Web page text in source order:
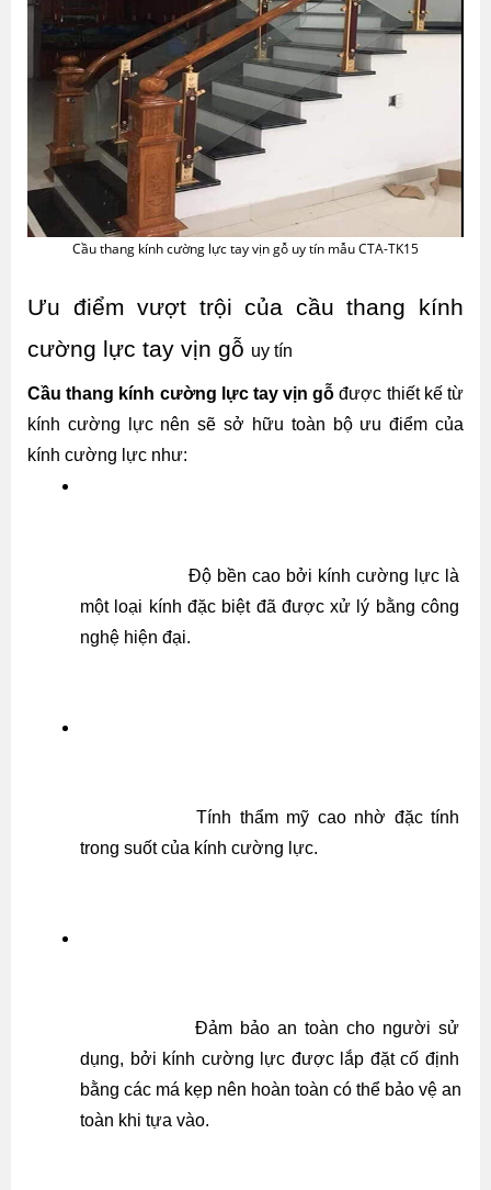
Cầu thang kính cường lực tay vịn gỗ uy tín mẫu CTA-TK15
Ưu điểm vượt trội của cầu thang kính
cường lực tay vịn gỗ uy tín
Cầu thang kính cường lực tay vịn gỗ được thiết kế từ
kính cường lực nên sẽ sở hữu toàn bộ ưu điểm của
kính cường lực như:
Độ bền cao bởi kính cường lực là
một loại kính đặc biệt đã được xử lý bằng công
nghệ hiện đại.
Tính thẩm mỹ cao nhờ đặc tính
trong suốt của kính cường lực.
Đảm bảo an toàn cho người sử
dụng, bởi kính cường lực được lắp đặt cố định
bằng các má kẹp nên hoàn toàn có thể bảo vệ an
toàn khi tựa vào.